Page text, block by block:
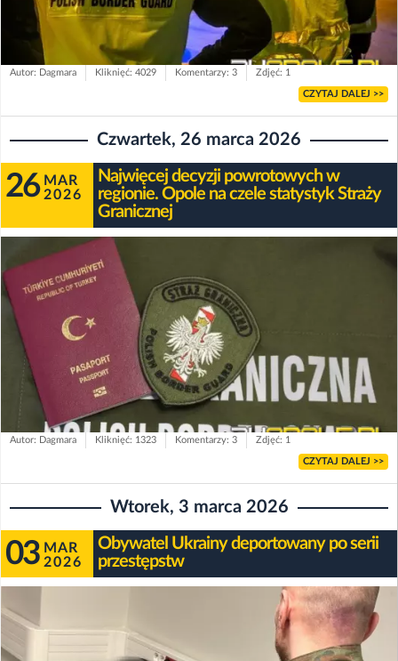
Autor: Dagmara Kliknięć: 4029 Komentarzy: 3 Zdjęć: 1
CZYTAJ DALEJ >>
Czwartek, 26 marca 2026
26 MAR
2026
Najwięcej decyzji powrotowych w
regionie. Opole na czele statystyk Straży
Granicznej
Autor: Dagmara Kliknięć: 1323 Komentarzy: 3 Zdjęć: 1
CZYTAJ DALEJ >>
Wtorek, 3 marca 2026
03 MAR
2026
Obywatel Ukrainy deportowany po serii
przestępstw